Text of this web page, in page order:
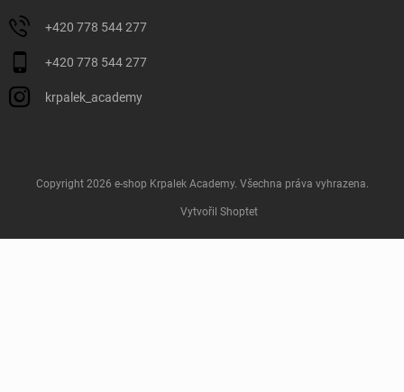
+420 778 544 277
+420 778 544 277
krpalek_academy
Vytvořil Shoptet
Copyright 2026 e-shop Krpalek Academy. Všechna práva vyhrazena.